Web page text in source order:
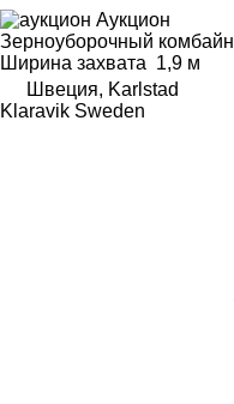
Аукцион
Зерноуборочный комбайн
Ширина захвата 1,9 м
Швеция, Karlstad
Klaravik Sweden